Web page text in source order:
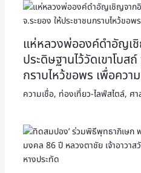
แห่หลวงพ่อองค์ดำอัญเ
ประดิษฐานไว้วัดเขาโบส
กราบไหว้ขอพร เพื่อควา
ความเชื่อ, ท่องเที่ยว-ไลฟ์สไตล์, ศา